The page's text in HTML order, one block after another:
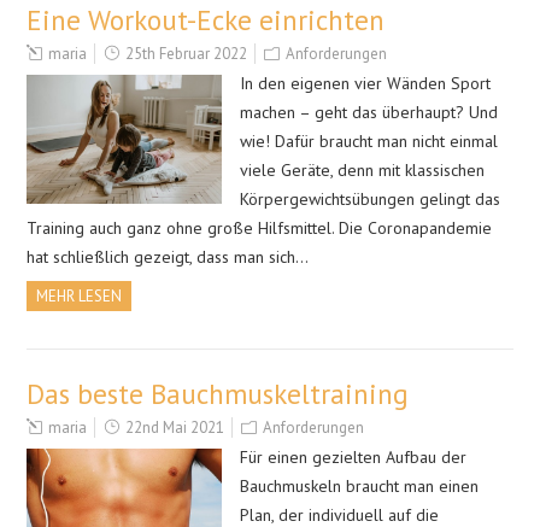
Eine Workout-Ecke einrichten
maria 25th Februar 2022 Anforderungen
In den eigenen vier Wänden Sport
machen – geht das überhaupt? Und
wie! Dafür braucht man nicht einmal
viele Geräte, denn mit klassischen
Körpergewichtsübungen gelingt das
Training auch ganz ohne große Hilfsmittel. Die Coronapandemie
hat schließlich gezeigt, dass man sich…
MEHR LESEN
Das beste Bauchmuskeltraining
maria 22nd Mai 2021 Anforderungen
Für einen gezielten Aufbau der
Bauchmuskeln braucht man einen
Plan, der individuell auf die